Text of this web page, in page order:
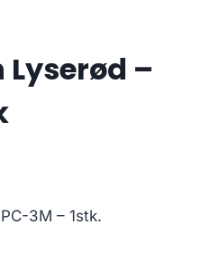
Lyserød –
3M – 1stk.